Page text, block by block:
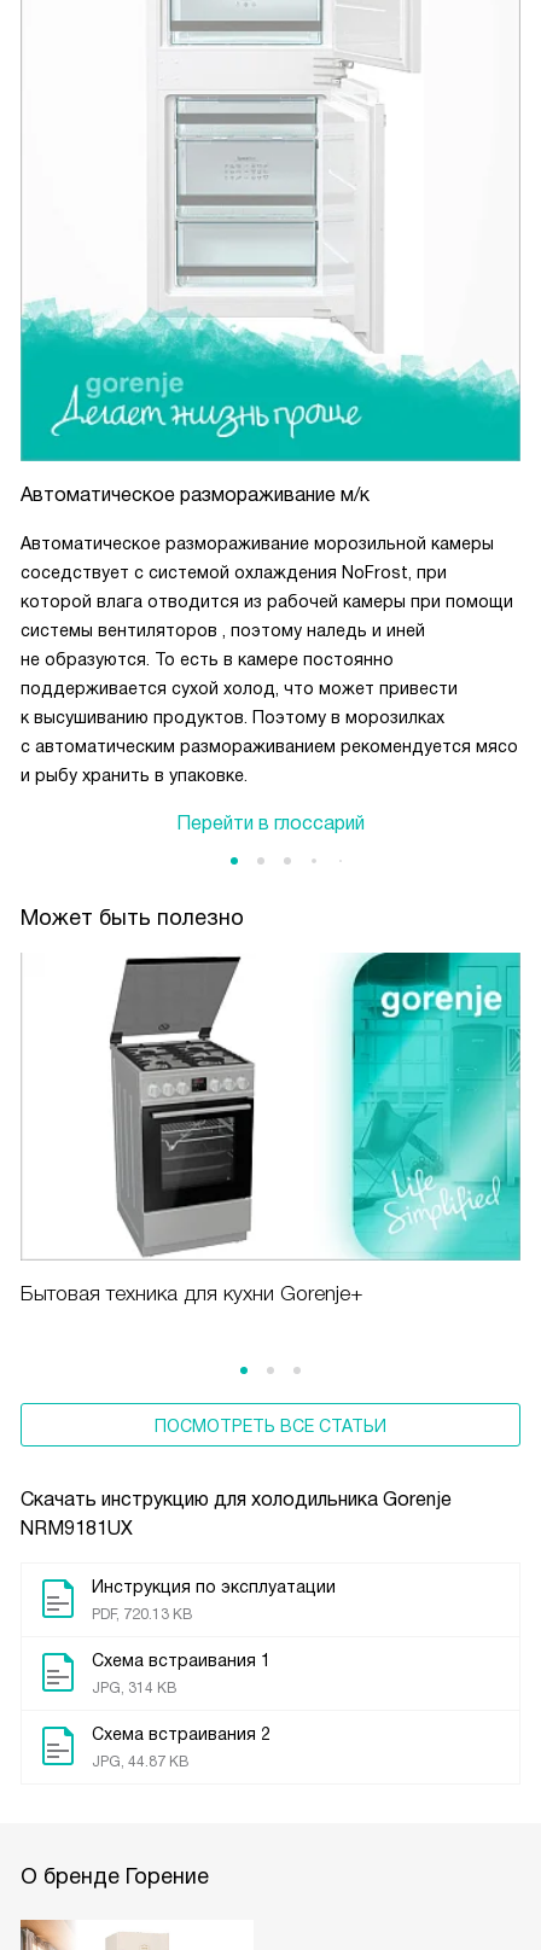
Скачать инструкцию для холодильника Gorenje
NRM9181UX
Инструкция по эксплуатации
PDF, 720.13 KB
Схема встраивания 1
JPG, 314 KB
Схема встраивания 2
JPG, 44.87 KB
Автоматическое размораживание м/к
Автоматическое размораживание морозильной камеры
соседствует с системой охлаждения NoFrost, при
которой влага отводится из рабочей камеры при помощи
системы вентиляторов , поэтому наледь и иней
не образуются. То есть в камере постоянно
поддерживается сухой холод, что может привести
к высушиванию продуктов. Поэтому в морозилках
с автоматическим размораживанием рекомендуется мясо
и рыбу хранить в упаковке.
Перейти в глоссарий
Может быть полезно
Бытовая техника для кухни Gorenje+
ПОСМОТРЕТЬ ВСЕ СТАТЬИ
О бренде Горение